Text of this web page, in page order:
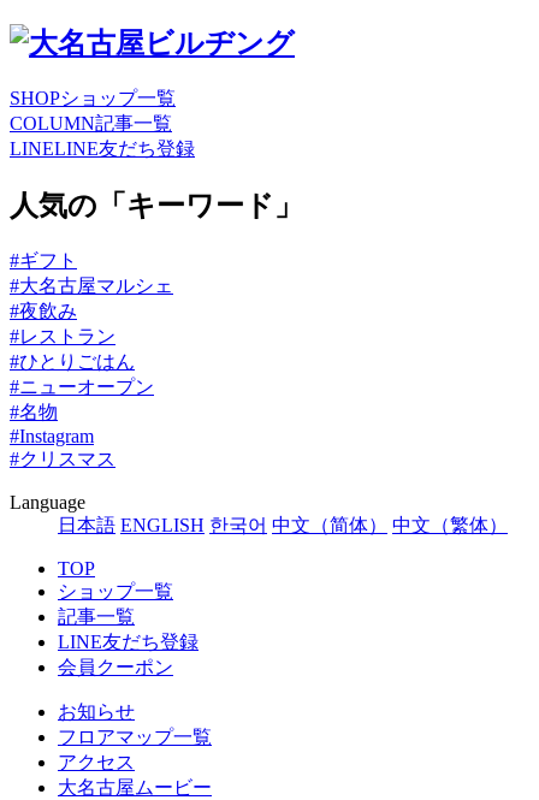
SHOPショップ一覧
COLUMN記事一覧
LINELINE友だち登録
人気の「キーワード」
#ギフト
#大名古屋マルシェ
#夜飲み
#レストラン
#ひとりごはん
#ニューオープン
#名物
#Instagram
#クリスマス
Language
日本語 ENGLISH 한국어 中文（简体） 中文（繁体）
TOP
ショップ一覧
記事一覧
LINE友だち登録
会員クーポン
お知らせ
フロアマップ一覧
アクセス
大名古屋ムービー